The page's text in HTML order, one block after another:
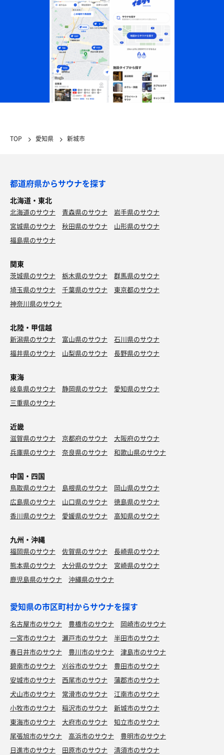
TOP 愛知県 新城市
都道府県からサウナを探す
北海道・東北
北海道のサウナ 青森県のサウナ
岩手県のサウナ
宮城県のサウナ
秋田県のサウナ
山形県のサウナ
福島県のサウナ
関東
茨城県のサウナ 栃木県のサウナ
群馬県のサウナ
埼玉県のサウナ
千葉県のサウナ
東京都のサウナ
神奈川県のサウナ
北陸・甲信越
新潟県のサウナ 富山県のサウナ
石川県のサウナ
福井県のサウナ
山梨県のサウナ 長野県のサウナ
東海
岐阜県のサウナ 静岡県のサウナ
愛知県のサウナ
三重県のサウナ
近畿
滋賀県のサウナ 京都府のサウナ
大阪府のサウナ
兵庫県のサウナ
奈良県のサウナ 和歌山県のサウナ
中国・四国
鳥取県のサウナ 島根県のサウナ
岡山県のサウナ
広島県のサウナ
山口県のサウナ
徳島県のサウナ
香川県のサウナ
愛媛県のサウナ 高知県のサウナ
九州・沖縄
福岡県のサウナ 佐賀県のサウナ
長崎県のサウナ
熊本県のサウナ
大分県のサウナ
宮崎県のサウナ
鹿児島県のサウナ
沖縄県のサウナ
愛知県の市区町村からサウナを探す
名古屋市のサウナ 豊橋市のサウナ
岡崎市のサウナ
一宮市のサウナ
瀬戸市のサウナ
半田市のサウナ
春日井市のサウナ
豊川市のサウナ
津島市のサウナ
碧南市のサウナ
刈谷市のサウナ
豊田市のサウナ
安城市のサウナ
西尾市のサウナ
蒲郡市のサウナ
犬山市のサウナ
常滑市のサウナ
江南市のサウナ
小牧市のサウナ
稲沢市のサウナ
新城市のサウナ
東海市のサウナ
大府市のサウナ
知立市のサウナ
尾張旭市のサウナ
高浜市のサウナ
豊明市のサウナ
日進市のサウナ
田原市のサウナ
清須市のサウナ